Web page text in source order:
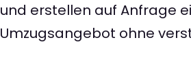
und erstellen auf Anfrage
Umzugsangebot ohne